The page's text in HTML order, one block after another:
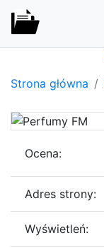
Strona główna
Ocena:
Adres strony:
Wyświetleń: